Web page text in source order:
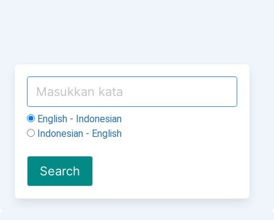
English - Indonesian
Indonesian - English